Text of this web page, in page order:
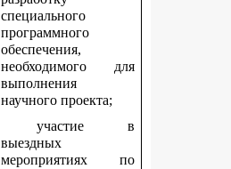
специального
программного
обеспечения,
необходимого для
выполнения
научного проекта;
участие в
выездных
мероприятиях по